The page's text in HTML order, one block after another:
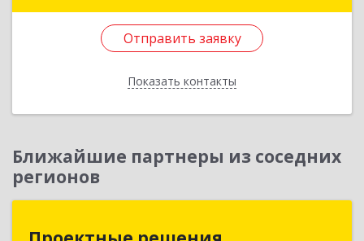
Отправить заявку
Показать контакты
Отправить заявку
Назад
Ближайшие партнеры из соседних
регионов